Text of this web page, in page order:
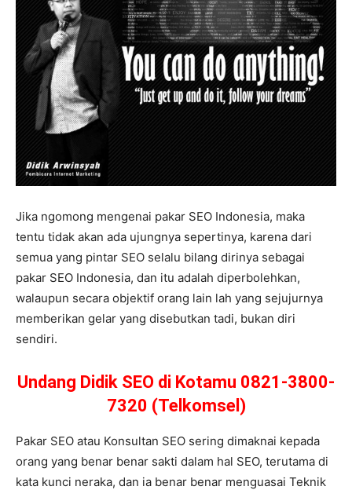
Jika ngomong mengenai pakar SEO Indonesia, maka
tentu tidak akan ada ujungnya sepertinya, karena dari
semua yang pintar SEO selalu bilang dirinya sebagai
pakar SEO Indonesia, dan itu adalah diperbolehkan,
walaupun secara objektif orang lain lah yang sejujurnya
memberikan gelar yang disebutkan tadi, bukan diri
sendiri.
Undang Didik SEO di Kotamu 0821-3800-
7320 (Telkomsel)
Pakar SEO atau Konsultan SEO sering dimaknai kepada
orang yang benar benar sakti dalam hal SEO, terutama di
kata kunci neraka, dan ia benar benar menguasai Teknik